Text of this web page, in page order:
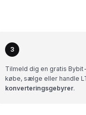
3
Tilmeld dig en gratis
købe, sælge eller handle
konverteringsgebyrer.